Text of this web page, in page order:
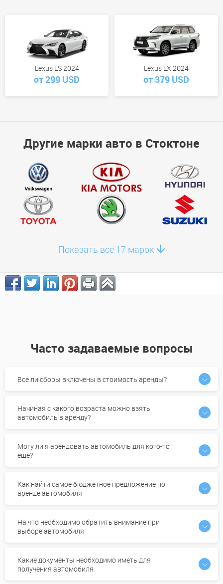
Lexus LS 2024
от 299 USD
Lexus LX 2024
от 379 USD
Другие марки авто в Стоктоне
Показать все 17 марок
Часто задаваемые вопросы
Все ли сборы включены в стоимость аренды?
Начиная с какого возраста можно взять
автомобиль в аренду?
Могу ли я арендовать автомобиль для кого-то
еще?
Как найти самое бюджетное предложение по
аренде автомобиля
На что необходимо обратить внимание при
выборе автомобиля
Какие документы необходимо иметь для
получения автомобиля